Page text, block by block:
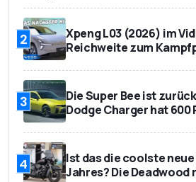
2
Xpeng L03 (2026) im
Reichweite zum
3
Die Super Bee ist
Dodge Charger hat 600
4
Ist das die coolste
Jahres? Die Deadwood